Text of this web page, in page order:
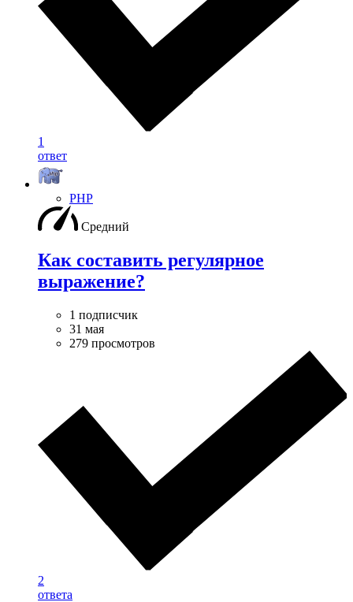
1
ответ
PHP
Средний
Как составить регулярное
выражение?
1 подписчик
31 мая
279 просмотров
2
ответа